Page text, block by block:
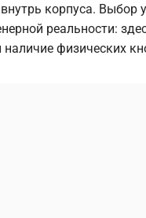
корпуса.
реальности:
физических